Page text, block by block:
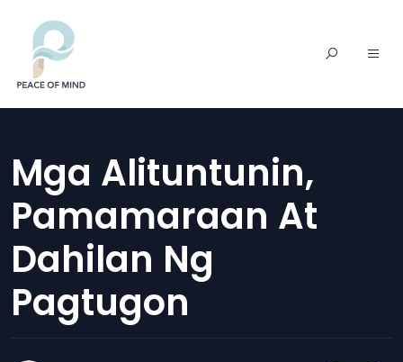
Mga Alituntunin,
Pamamaraan At
Dahilan Ng
Pagtugon